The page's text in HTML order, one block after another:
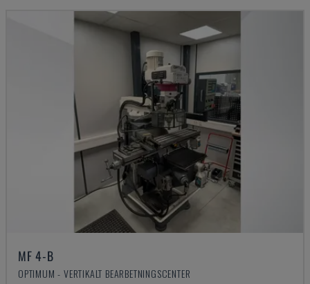
MF 4-B
OPTIMUM - VERTIKALT BEARBETNINGSCENTER